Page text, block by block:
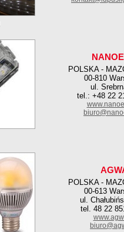
POLSKA -
00-810
ul.
tel.: +48 22
POLSKA -
00-613
ul.
tel. 48 22